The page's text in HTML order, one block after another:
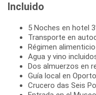
Incluido
5 Noches en hotel
Transporte en
Régimen
Agua y vino
Dos almuerzos en
Guía local en Oporto
Crucero das Seis